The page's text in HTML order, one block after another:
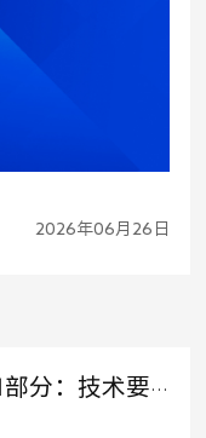
2026年06月26日
关于《三维声技术规范 第3-1部分：技术要求和测试方法 家庭影音播放设备》2项（修订）团体标准立项及征集起草单位的公告